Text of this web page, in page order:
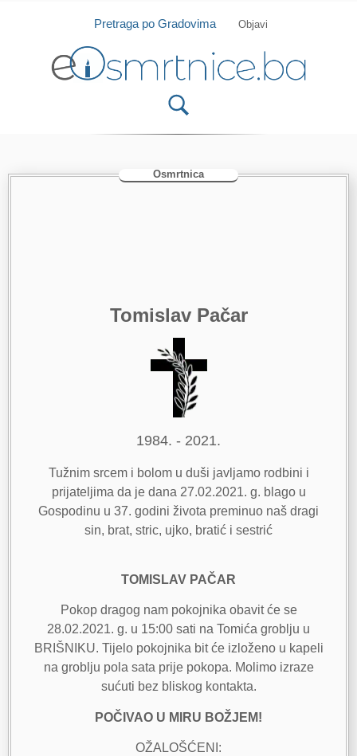
Isprobajte našu Android i IOS aplikaciju
Pretraga po Gradovima Objavi
Osmrtnica
Tomislav Pačar
1984. - 2021.
Tužnim srcem i bolom u duši javljamo rodbini i
prijateljima da je dana 27.02.2021. g. blago u
Gospodinu u 37. godini života preminuo naš dragi
sin, brat, stric, ujko, bratić i sestrić
TOMISLAV PAČAR
Pokop dragog nam pokojnika obavit će se
28.02.2021. g. u 15:00 sati na Tomića groblju u
BRIŠNIKU. Tijelo pokojnika bit će izloženo u kapeli
na groblju pola sata prije pokopa. Molimo izraze
sućuti bez bliskog kontakta.
POČIVAO U MIRU BOŽJEM!
OŽALOŠĆENI: